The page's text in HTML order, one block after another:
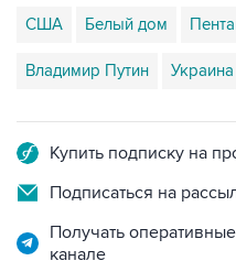
Владимир Путин Украина
Подписаться на
Получать
канале